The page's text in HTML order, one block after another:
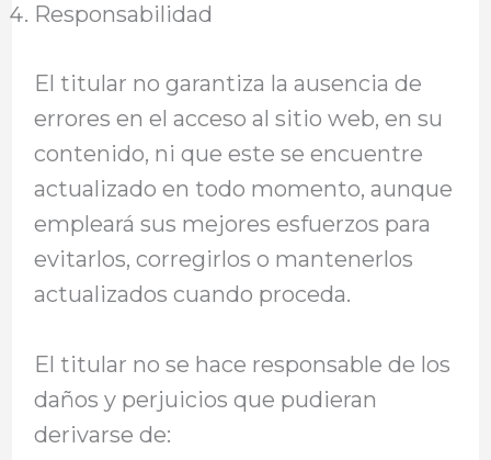
Responsabilidad
El titular no garantiza la ausencia de
errores en el acceso al sitio web, en su
contenido, ni que este se encuentre
actualizado en todo momento, aunque
empleará sus mejores esfuerzos para
evitarlos, corregirlos o mantenerlos
actualizados cuando proceda.
El titular no se hace responsable de los
daños y perjuicios que pudieran
derivarse de: